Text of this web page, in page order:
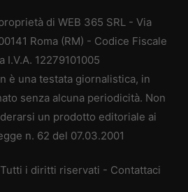
di WEB 365 SRL - Via
Roma (RM) - Codice Fiscale
I.V.A. 12279101005
è una testata giornalistica, in
senza alcuna periodicità. Non
un prodotto editoriale ai
n. 62 del 07.03.2001
i diritti riservati - Contattaci